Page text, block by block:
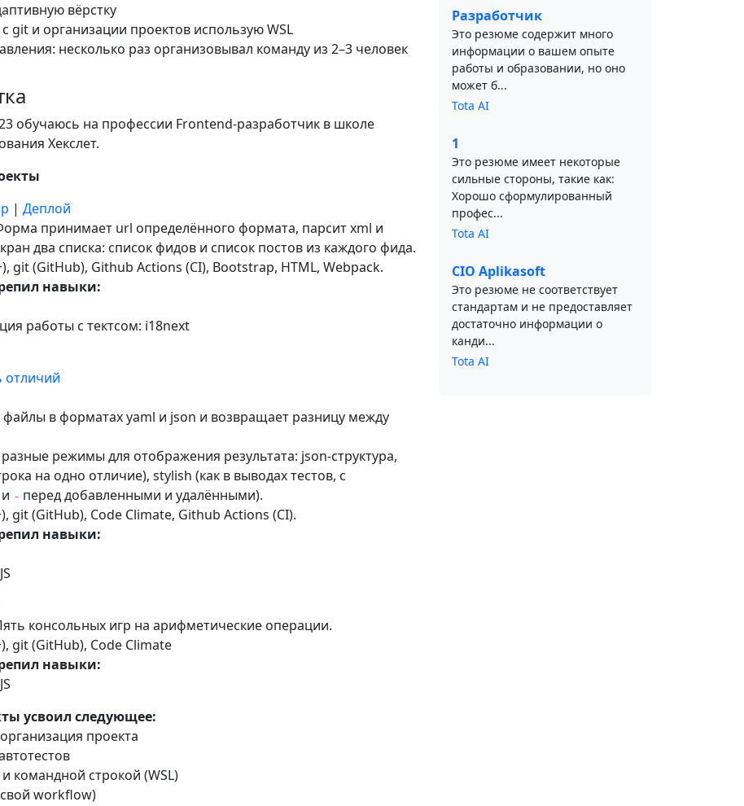
вёрстку
git и организации проектов использую WSL
несколько раз организовывал команду из 2–3 человек
обучаюсь на профессии Frontend-разработчик в школе
Хекслет.
| Деплой
принимает url определённого формата, парсит xml и
два списка: список фидов и список постов из каждого фида.
git (GitHub), Github Actions (CI), Bootstrap, HTML, Webpack.
навыки:
работы с тектсом: i18next
отличий
файлы в форматах yaml и json и возвращает разницу между
режимы для отображения результата: json-структура,
на одно отличие), stylish (как в выводах тестов, с
- перед добавленными и удалёнными).
git (GitHub), Code Climate, Github Actions (CI).
навыки:
консольных игр на арифметические операции.
git (GitHub), Code Climate
навыки:
усвоил следующее:
проекта
командной строкой (WSL)
workflow)
Разработчик
Это резюме содержит много
информации о вашем опыте
работы и образовании, но оно
может б...
Tota AI
1
Это резюме имеет некоторые
сильные стороны, такие как:
Хорошо сформулированный
профес...
Tota AI
CIO Aplikasoft
Это резюме не соответствует
стандартам и не предоставляет
достаточно информации о
канди...
Tota AI